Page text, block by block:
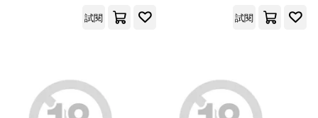
試閱 試閱